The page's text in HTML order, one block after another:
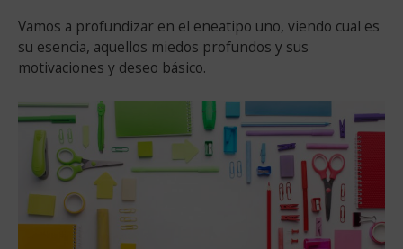
Vamos a profundizar en el eneatipo uno, viendo cual es
su esencia, aquellos miedos profundos y sus
motivaciones y deseo básico.